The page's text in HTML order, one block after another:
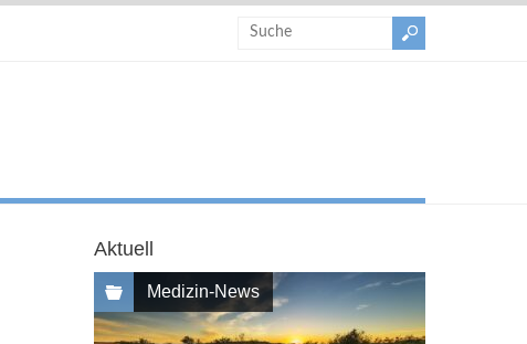
Aktuell
Medizin-News